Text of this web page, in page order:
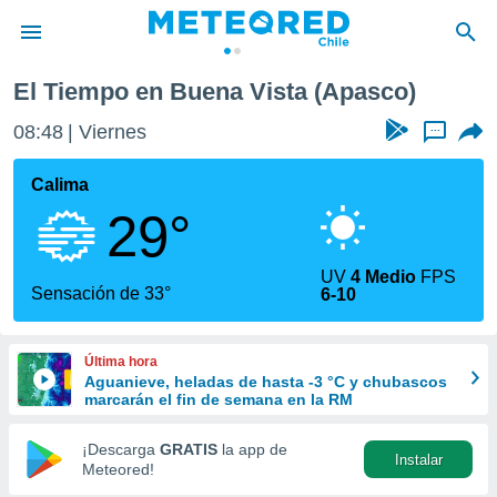
de
por
que se
calidad.
a este
las
y
forma
digital
basada
El Tiempo en Buena Vista (Apasco)
08:48 Viernes ...
Calima
29°
Sensación de 33°
UV4 Medio FPS
6-10
Última hora
Aguanieve, heladas de hasta -3 °C y chubascos
marcarán el fin de semana en la RM
¡Descarga GRATIS la app de
Meteored!
Instalar